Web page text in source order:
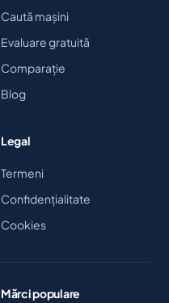
Caută mașini
Evaluare gratuită
Comparație
Blog
Legal
Termeni
Confidențialitate
Cookies
Mărci populare